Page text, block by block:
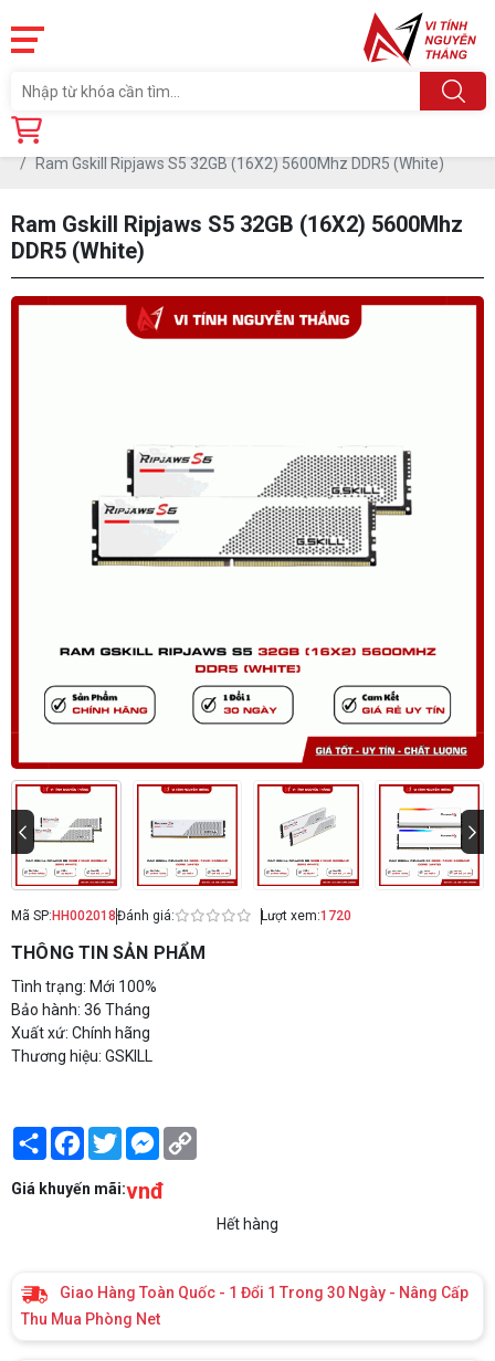
Trang chủ
Ram Gskill Ripjaws S5 32GB (16X2) 5600Mhz DDR5 (White)
Ram Gskill Ripjaws S5 32GB (16X2) 5600Mhz
DDR5 (White)
Mã SP: HH002018Đánh giá: Lượt xem:1720
THÔNG TIN SẢN PHẨM
Tình trạng: Mới 100%
Bảo hành: 36 Tháng
Xuất xứ: Chính hãng
Thương hiệu: GSKILL
Share Facebook
TwitterMessenger
Giá khuyến mãi:vnđ
Hết hàng
Giao Hàng Toàn Quốc - 1 Đổi 1 Trong 30 Ngày - Nâng Cấp
Thu Mua Phòng Net